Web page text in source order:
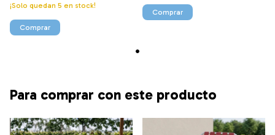
¡Solo quedan 5 en stock!
Comprar
Para comprar con este producto